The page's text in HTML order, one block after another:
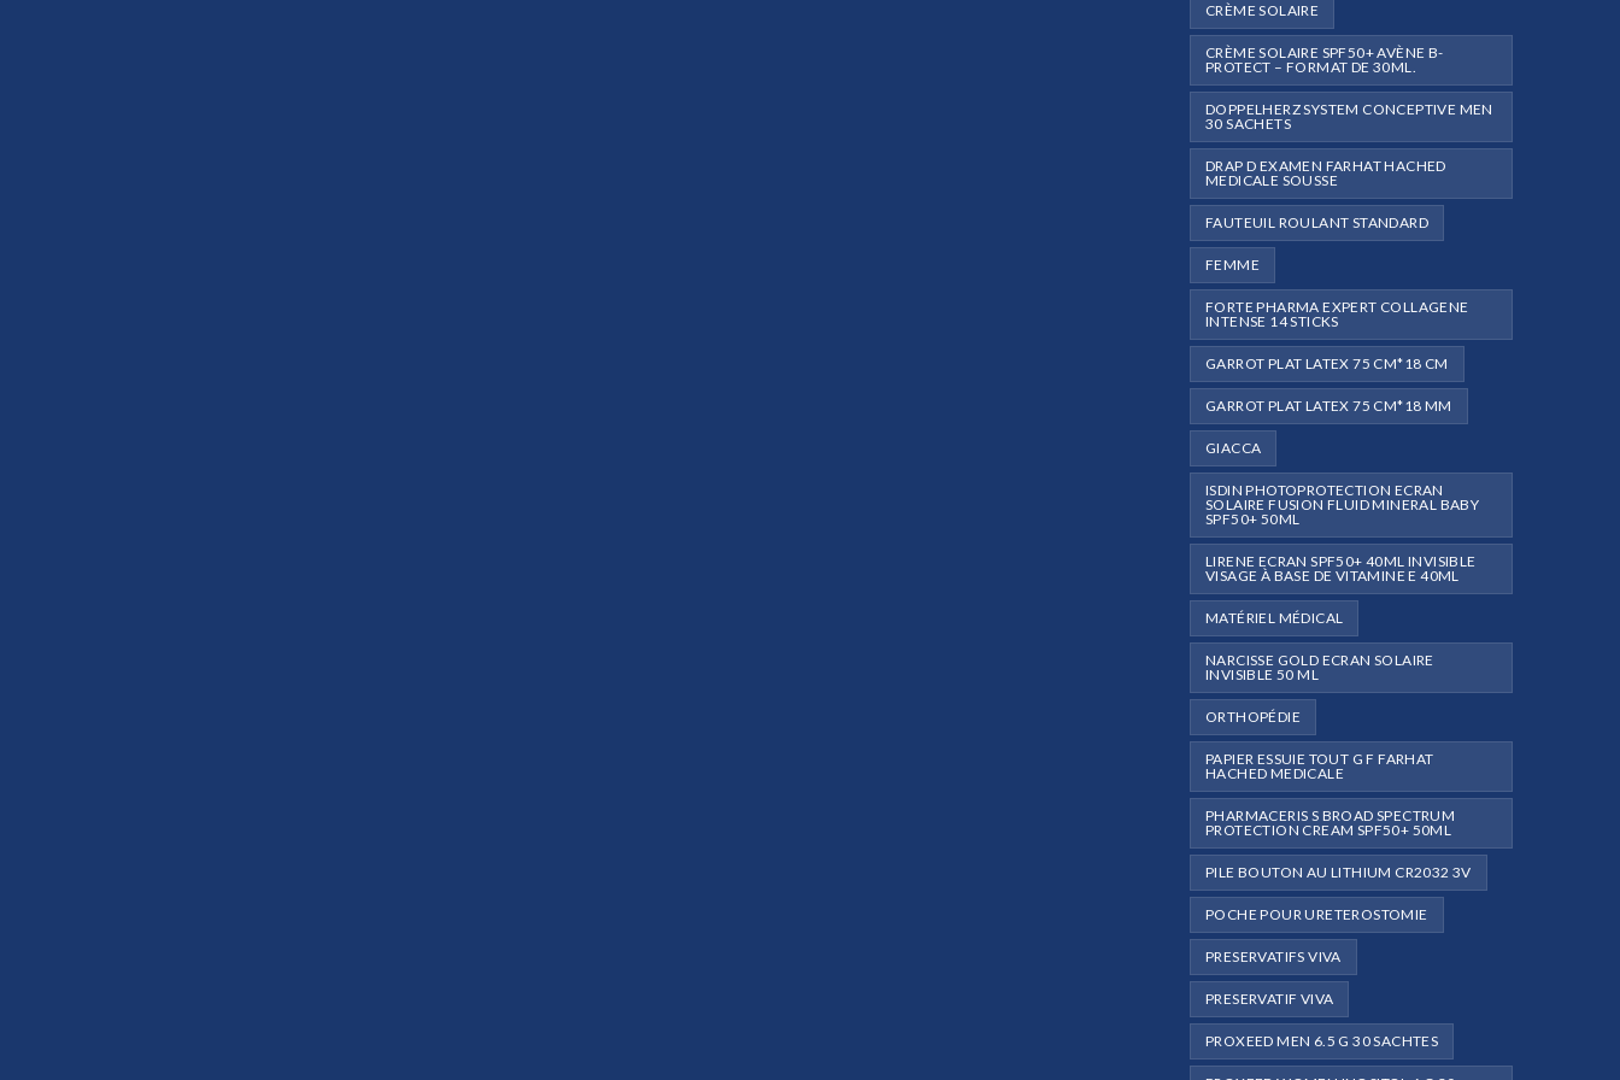
CRÈME SOLAIRE
CRÈME SOLAIRE SPF50+ AVÈNE B-
PROTECT – FORMAT DE 30ML.
DOPPELHERZ SYSTEM CONCEPTIVE MEN
30 SACHETS
DRAP D EXAMEN FARHAT HACHED
MEDICALE SOUSSE
FAUTEUIL ROULANT STANDARD
FEMME
FORTE PHARMA EXPERT COLLAGENE
INTENSE 14 STICKS
GARROT PLAT LATEX 75 CM*18 CM
GARROT PLAT LATEX 75 CM*18 MM
GIACCA
ISDIN PHOTOPROTECTION ECRAN
SOLAIRE FUSION FLUID MINERAL BABY
SPF50+ 50ML
LIRENE ECRAN SPF50+ 40ML INVISIBLE
VISAGE À BASE DE VITAMINE E 40ML
MATÉRIEL MÉDICAL
NARCISSE GOLD ECRAN SOLAIRE
INVISIBLE 50 ML
ORTHOPÉDIE
PAPIER ESSUIE TOUT G F FARHAT
HACHED MEDICALE
PHARMACERIS S BROAD SPECTRUM
PROTECTION CREAM SPF50+ 50ML
PILE BOUTON AU LITHIUM CR2032 3V
POCHE POUR URETEROSTOMIE
PRESERVATIFS VIVA
PRESERVATIF VIVA
PROXEED MEN 6.5 G 30 SACHTES